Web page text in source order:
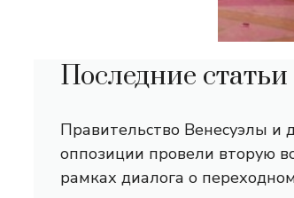
Последние статьи
Правительство Венесуэлы и
оппозиции провели вторую
рамках диалога о